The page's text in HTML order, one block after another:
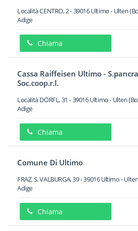
Località CENTRO, 2-39016Ultimo - Ulten
Adige
Chiama
Cassa Raiffeisen Ultimo -
Soc.coop.r.l.
Località DÖRFL, 31 -39016Ultimo - Ulten
Adige
Chiama
Comune Di Ultimo
FRAZ. S. VALBURGA, 39-39016Ultimo - Ulten
Adige
Chiama